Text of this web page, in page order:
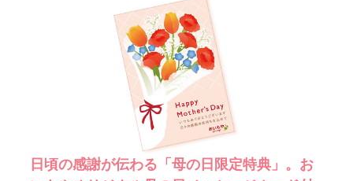
日頃の感謝が伝わる「母の日限定特典」。お